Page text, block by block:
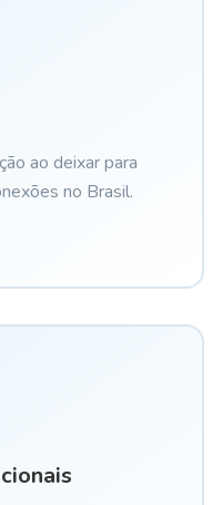
ao deixar para
no Brasil.